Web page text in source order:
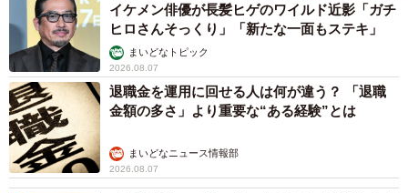
イケメン俳優が長髪ヒゲのワイルド近影「ガチ
ヒロさんそっくり」「新たな一面もステキ」
まいどなトピック
2026.08.07
退職金を運用に回せる人は何が違う？ 「退職
金額の多さ」より重要な“ある経験”とは
まいどなニュース情報部
2026.08.07